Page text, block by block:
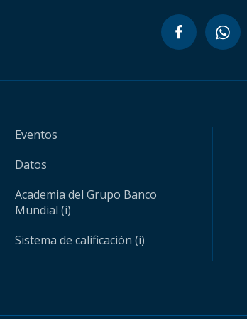
Eventos
Datos
Academia del Grupo Banco
Mundial (i)
Sistema de calificación (i)